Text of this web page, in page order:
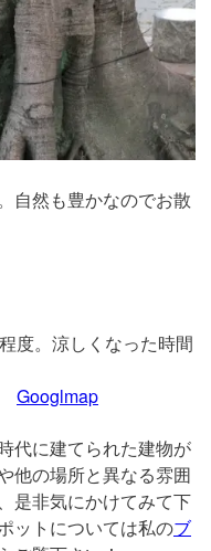
自然も豊かなのでお散
度。涼しくなった時間
Googlmap
代に建てられた建物が
他の場所と異なる雰囲
是非気にかけてみて下
ットについては私のブ